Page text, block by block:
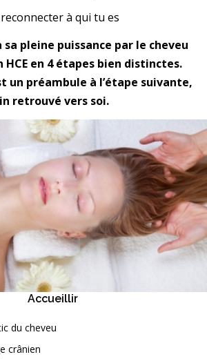
à qui tu es
sa pleine puissance par le cheveu
HCE en 4 étapes bien distinctes.
un préambule à l’étape suivante,
retrouvé vers soi.
Accueillir
du cheveu
crânien